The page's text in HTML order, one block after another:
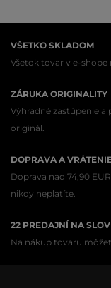
VŠETKO SKLADOM
Všetok tovar v e-shope
ZÁRUKA ORIGINALITY
Výhradné zastúpenie a
originál.
DOPRAVA A
Doprava nad 74,90
nikdy neplatíte.
22 PREDAJNÍ NA
Na nákup tovaru